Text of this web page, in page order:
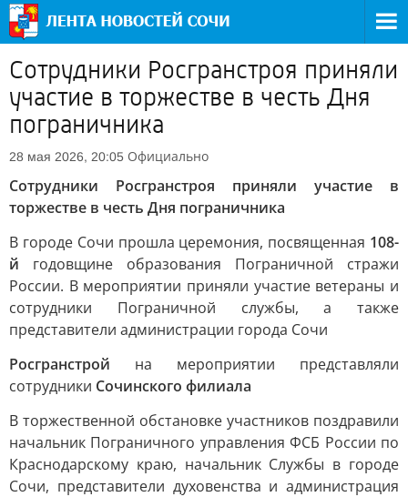
Сотрудники Росгранстроя приняли
участие в торжестве в честь Дня
пограничника
28 мая 2026, 20:05 Официально
Сотрудники Росгранстроя приняли участие в
торжестве в честь Дня пограничника
В городе Сочи прошла церемония, посвященная 108-
й годовщине образования Пограничной стражи
России. В мероприятии приняли участие ветераны и
сотрудники Пограничной службы, а также
представители администрации города Сочи
Росгранстрой на мероприятии представляли
сотрудники Сочинского филиала
В торжественной обстановке участников поздравили
начальник Пограничного управления ФСБ России по
Краснодарскому краю, начальник Службы в городе
Сочи, представители духовенства и администрация